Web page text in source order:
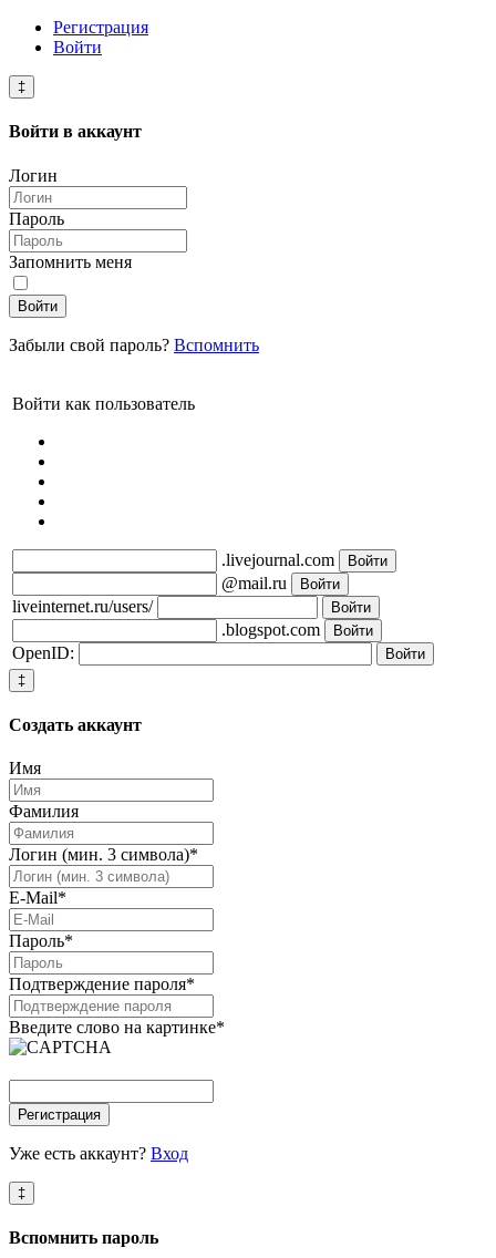
Регистрация
Войти
‡
Войти в аккаунт
Логин
Пароль
Запомнить меня
Войти
Забыли свой пароль? Вспомнить
Войти как пользователь
.livejournal.com
@mail.ru
liveinternet.ru/users/
.blogspot.com
OpenID:
‡
Создать аккаунт
Имя
Фамилия
Логин (мин. 3 символа)*
E-Mail*
Пароль*
Подтверждение пароля*
Введите слово на картинке*
Регистрация
Уже есть аккаунт? Вход
‡
Вспомнить пароль